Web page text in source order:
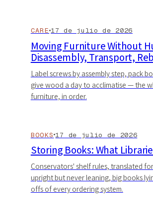
CARE17 de julio de 2026
Moving Furniture Without
Disassembly, Transport,
Label screws by assembly step, pack
give wood a day to acclimatise — the
furniture, in order.
BOOKS17 de julio de 2026
Storing Books: What
Conservators' shelf rules, translated
upright but never leaning, big books
offs of every ordering system.